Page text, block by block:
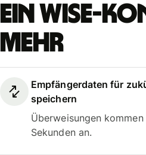
Ein Wise-
mehr
Empfängerdaten für
speichern
Überweisungen
Sekunden an.